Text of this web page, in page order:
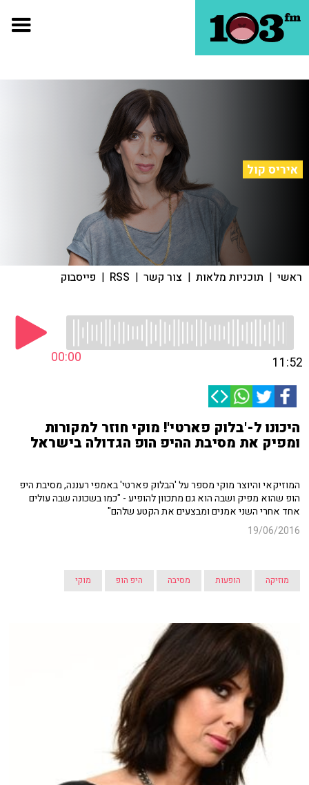
איריס קול
ראשי | תוכניות מלאות | צור קשר |
RSS
| פייסבוק
00:00 11:52
היכונו ל-'בלוק פארטי'! מוקי חוזר למקורות
ומפיק את מסיבת ההיפ הופ הגדולה בישראל
המוזיקאי והיוצר מוקי מספר על 'הבלוק פארטי' באמפי רעננה, מסיבת היפ
הופ שהוא מפיק ושבה הוא גם מתכוון להופיע - "כמו בשכונה שבה עולים
אחד אחרי השני אמנים ומבצעים את הקטע שלהם"
19/06/2016
מוזיקה הופעות מסיבה היפ הופ מוקי